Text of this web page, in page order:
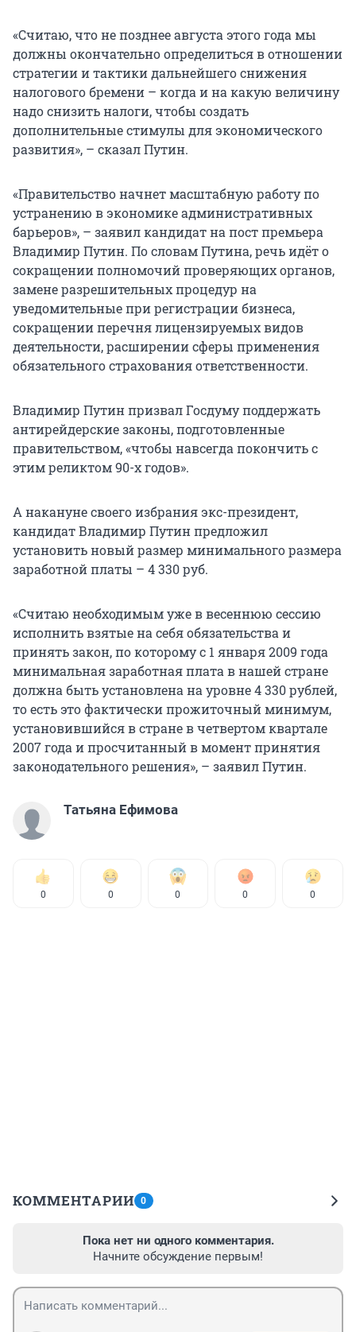
«Считаю, что не позднее августа этого года мы
должны окончательно определиться в отношении
стратегии и тактики дальнейшего снижения
налогового бремени – когда и на какую величину
надо снизить налоги, чтобы создать
дополнительные стимулы для экономического
развития», – сказал Путин.
«Правительство начнет масштабную работу по
устранению в экономике административных
барьеров», – заявил кандидат на пост премьера
Владимир Путин. По словам Путина, речь идёт о
сокращении полномочий проверяющих органов,
замене разрешительных процедур на
уведомительные при регистрации бизнеса,
сокращении перечня лицензируемых видов
деятельности, расширении сферы применения
обязательного страхования ответственности.
Владимир Путин призвал Госдуму поддержать
антирейдерские законы, подготовленные
правительством, «чтобы навсегда покончить с
этим реликтом 90-х годов».
А накануне своего избрания экс-президент,
кандидат Владимир Путин предложил
установить новый размер минимального размера
заработной платы – 4 330 руб.
«Считаю необходимым уже в весеннюю сессию
исполнить взятые на себя обязательства и
принять закон, по которому с 1 января 2009 года
минимальная заработная плата в нашей стране
должна быть установлена на уровне 4 330 рублей,
то есть это фактически прожиточный минимум,
установившийся в стране в четвертом квартале
2007 года и просчитанный в момент принятия
законодательного решения», – заявил Путин.
Татьяна Ефимова
0 0 0 0 0
КОММЕНТАРИИ 0
Пока нет ни одного комментария.
Начните обсуждение первым!